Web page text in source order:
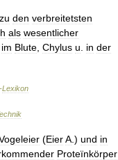
zu den verbreitetsten
als wesentlicher
im Blute Chylus u in der
-Lexikon
(EierA .) und in
Proteïnkörper